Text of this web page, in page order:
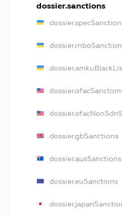
dossier.sanctions
dossier.gbSanctions
dossier.ausSanctions
dossier.euSanctions